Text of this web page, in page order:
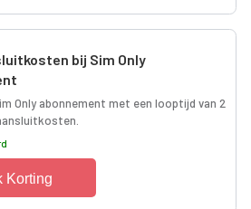
bij Sim Only
Only abonnement met een looptijd van 2
Korting